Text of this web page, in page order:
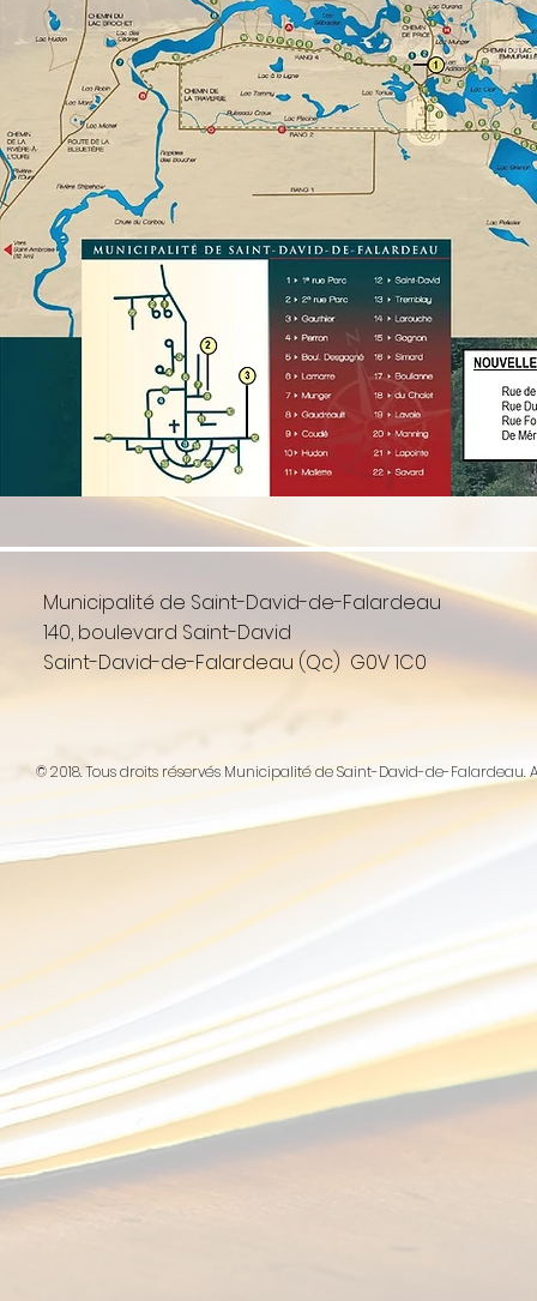
Municipalité de Saint-David-de-Falardeau
140, boulevard Saint-David
Saint-David-de-Falardeau (Qc) G0V 1C0
© 2018. Tous droits réservés Municipalité de Saint-David-de-